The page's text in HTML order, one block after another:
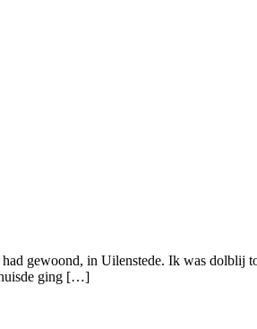
gewoond, in Uilenstede. Ik was dolblij
ging […]